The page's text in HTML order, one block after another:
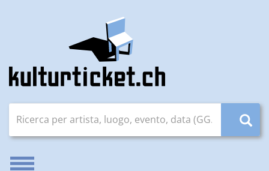
Attivare/disattivare la navigazione